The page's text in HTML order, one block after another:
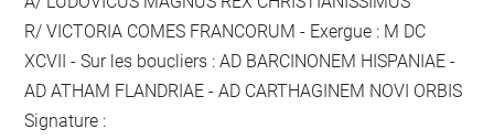
R/ VICTORIA COMES FRANCORUM - Exergue : M DC
XCVII - Sur les boucliers : AD BARCINONEM HISPANIAE -
AD ATHAM FLANDRIAE - AD CARTHAGINEM NOVI ORBIS
Signature :